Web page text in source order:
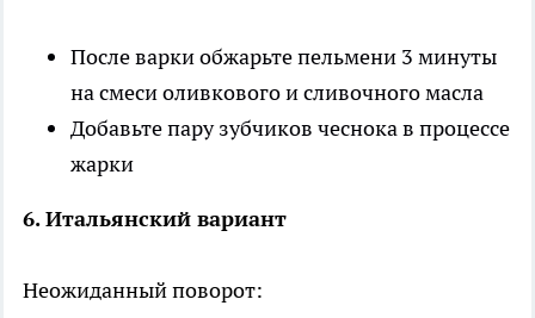
После варки обжарьте пельмени 3 минуты
на смеси оливкового и сливочного масла
Добавьте пару зубчиков чеснока в процессе
жарки
6. Итальянский вариант
Неожиданный поворот: